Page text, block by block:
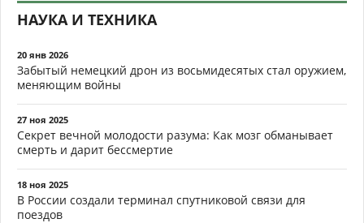
НАУКА И ТЕХНИКА
20 янв 2026
Забытый немецкий дрон из восьмидесятых стал оружием,
меняющим войны
27 ноя 2025
Секрет вечной молодости разума: Как мозг обманывает
смерть и дарит бессмертие
18 ноя 2025
В России создали терминал спутниковой связи для
поездов